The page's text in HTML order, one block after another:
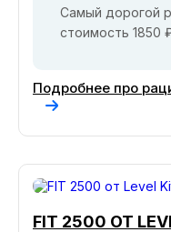
Самый дорогой
стоимость 1850
Подробнее про
FIT 2500 ОТ